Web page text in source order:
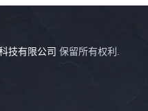
技有限公司 保留所有权利.